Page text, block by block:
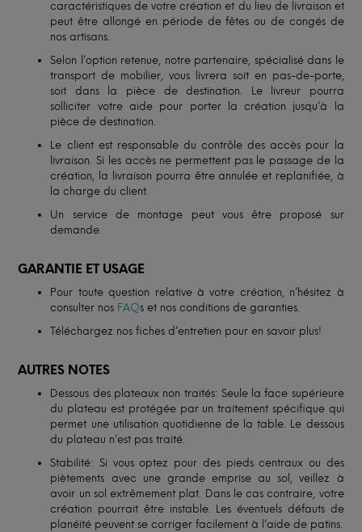
caractéristiques de votre création et du lieu de livraison et
peut être allongé en période de fêtes ou de congés de
nos artisans.
Selon l’option retenue, notre partenaire, spécialisé dans le
transport de mobilier, vous livrera soit en pas-de-porte,
soit dans la pièce de destination. Le livreur pourra
solliciter votre aide pour porter la création jusqu’à la
pièce de destination.
Le client est responsable du contrôle des accès pour la
livraison. Si les accès ne permettent pas le passage de la
création, la livraison pourra être annulée et replanifiée, à
la charge du client.
Un service de montage peut vous être proposé sur
demande.
GARANTIE ET USAGE
Pour toute question relative à votre création, n’hésitez à
consulter nos FAQs et nos conditions de garanties.
Téléchargez nos fiches d’entretien pour en savoir plus!
AUTRES NOTES
Dessous des plateaux non traités: Seule la face supérieure
du plateau est protégée par un traitement spécifique qui
permet une utilisation quotidienne de la table. Le dessous
du plateau n’est pas traité.
Stabilité: Si vous optez pour des pieds centraux ou des
piètements avec une grande emprise au sol, veillez à
avoir un sol extrêmement plat. Dans le cas contraire, votre
création pourrait être instable. Les éventuels défauts de
planéité peuvent se corriger facilement à l’aide de patins.